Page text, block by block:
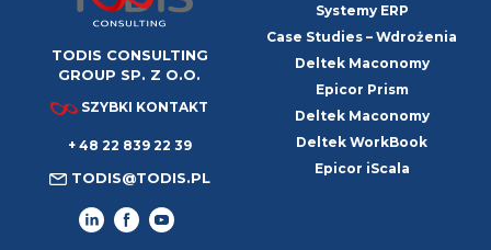
TODIS CONSULTING
GROUP SP. Z O.O.
SZYBKI KONTAKT
+ 48 22 839 22 39
TODIS@TODIS.PL
Systemy ERP
Case Studies – Wdrożenia
Deltek Maconomy
Epicor Prism
Deltek Maconomy
Deltek WorkBook
Epicor iScala